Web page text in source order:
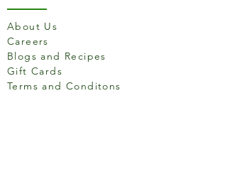
About Us
Careers
Blogs and Recipes
Gift Cards
Terms and Conditons